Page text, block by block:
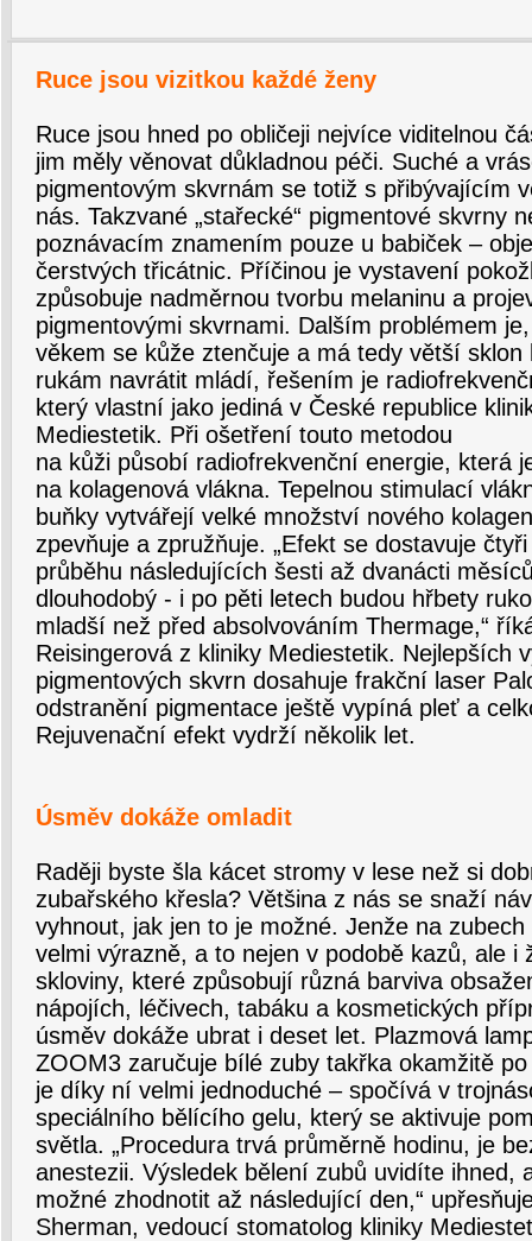
Ruce jsou vizitkou každé ženy
Ruce jsou hned po obličeji nejvíce viditelnou
jim měly věnovat důkladnou péči. Suché a
pigmentovým skvrnám se totiž s přibývajícím
nás. Takzvané „stařecké“ pigmentové skvrny
poznávacím znamením pouze u babiček –
čerstvých třicátnic. Příčinou je vystavení
způsobuje nadměrnou tvorbu melaninu a
pigmentovými skvrnami. Dalším problémem
věkem se kůže ztenčuje a má tedy větší
rukám navrátit mládí, řešením je
který vlastní jako jediná v České republice
Mediestetik. Při ošetření touto metodou
na kůži působí radiofrekvenční energie, která
na kolagenová vlákna. Tepelnou stimulací
buňky vytvářejí velké množství nového
zpevňuje a zpružňuje. „Efekt se dostavuje
průběhu následujících šesti až dvanácti
dlouhodobý - i po pěti letech budou hřbety
mladší než před absolvováním Thermage,“
Reisingerová z kliniky Mediestetik. Nejlepších
pigmentových skvrn dosahuje frakční laser
odstranění pigmentace ještě vypíná pleť a
Rejuvenační efekt vydrží několik let.
Úsměv dokáže omladit
Raději byste šla kácet stromy v lese než si
zubařského křesla? Většina z nás se snaží
vyhnout, jak jen to je možné. Jenže na
velmi výrazně, a to nejen v podobě kazů, ale i
skloviny, které způsobují různá barviva
nápojích, léčivech, tabáku a kosmetických
úsměv dokáže ubrat i deset let. Plazmová
ZOOM3 zaručuje bílé zuby takřka okamžitě
je díky ní velmi jednoduché – spočívá v
speciálního bělícího gelu, který se aktivuje
světla. „Procedura trvá průměrně hodinu, je
anestezii. Výsledek bělení zubů uvidíte ihned,
možné zhodnotit až následující den,“
Sherman, vedoucí stomatolog kliniky